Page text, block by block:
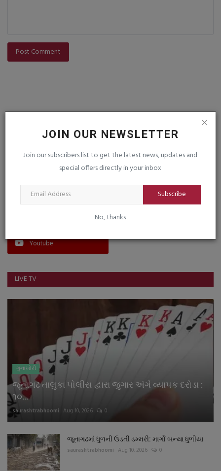
JOIN OUR NEWSLETTER
Join our subscribers list to get the latest news, updates and
special offers directly in your inbox
Subscribe
No, thanks
Post Comment
FOLLOW US
Youtube
LIVE TV
ગુનાખોરી
જૂનાગઢ તાલુકા પોલીસ દ્વારા જુગાર અંગે વ્યાપક દરોડા :
૧૦...
saurashtrabhoomi Aug 10, 2026 0
જૂનાગઢમાં ધુળની ઉડતી ડમ્મરી: માર્ગો બન્યા ધુળીયા
saurashtrabhoomi Aug 10, 2026 0